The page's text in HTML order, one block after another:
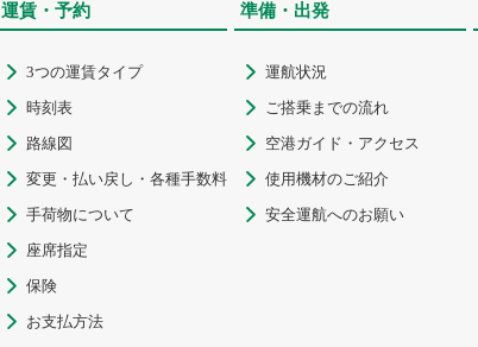
運賃・予約
 3つの運賃タイプ
 時刻表
 路線図
 変更・払い戻し・各種手数料
 手荷物について
 座席指定
 保険
 お支払方法
準備・出発
 運航状況
 ご搭乗までの流れ
 空港ガイド・アクセス
 使用機材のご紹介
 安全運航へのお願い